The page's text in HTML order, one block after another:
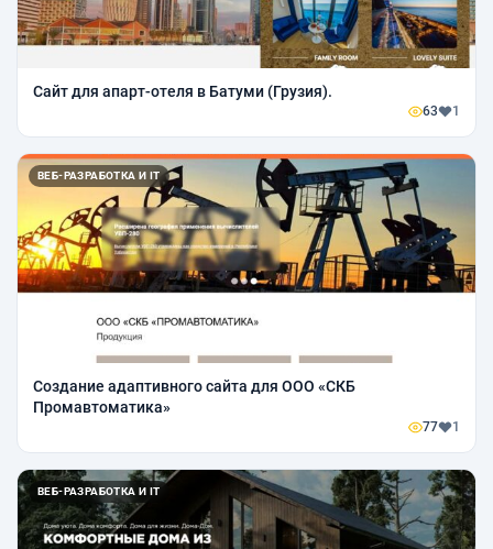
Сайт для апарт-отеля в Батуми (Грузия).
63 1
ВЕБ-РАЗРАБОТКА И IT
Создание адаптивного сайта для ООО «СКБ
Промавтоматика»
77 1
ВЕБ-РАЗРАБОТКА И IT